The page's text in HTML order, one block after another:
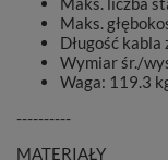
Maks.
Długość
Wymiar śr./
Waga: 119.3
----------
MATERIAŁY